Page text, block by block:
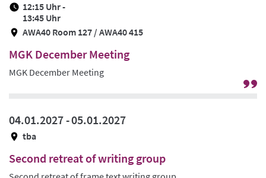
12:15 Uhr -
13:45 Uhr
AWA40 Room 127 / AWA40 415
MGK December Meeting
MGK December Meeting
04.01.2027 -05.01.2027
tba
Second retreat of writing group